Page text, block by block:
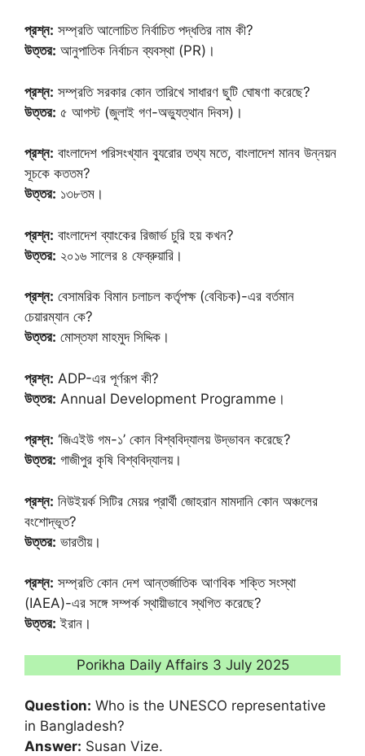
প্রশ্ন: সম্প্রতি আলোচিত নির্বাচিত পদ্ধতির নাম কী?
উত্তর: আনুপাতিক নির্বাচন ব্যবস্থা (PR)।
প্রশ্ন: সম্প্রতি সরকার কোন তারিখে সাধারণ ছুটি ঘোষণা করেছে?
উত্তর: ৫ আগস্ট (জুলাই গণ-অভ্যুত্থান দিবস)।
প্রশ্ন: বাংলাদেশ পরিসংখ্যান ব্যুরোর তথ্য মতে, বাংলাদেশ মানব উন্নয়ন
সূচকে কততম?
উত্তর: ১৩৮তম।
প্রশ্ন: বাংলাদেশ ব্যাংকের রিজার্ভ চুরি হয় কখন?
উত্তর: ২০১৬ সালের ৪ ফেব্রুয়ারি।
প্রশ্ন: বেসামরিক বিমান চলাচল কর্তৃপক্ষ (বেবিচক)-এর বর্তমান
চেয়ারম্যান কে?
উত্তর: মোস্তফা মাহমুদ সিদ্দিক।
প্রশ্ন: ADP-এর পূর্ণরূপ কী?
উত্তর: Annual Development Programme।
প্রশ্ন: ‘জিএইউ গম-১’ কোন বিশ্ববিদ্যালয় উদ্ভাবন করেছে?
উত্তর: গাজীপুর কৃষি বিশ্ববিদ্যালয়।
প্রশ্ন: নিউইয়র্ক সিটির মেয়র প্রার্থী জোহরান মামদানি কোন অঞ্চলের
বংশোদ্ভূত?
উত্তর: ভারতীয়।
প্রশ্ন: সম্প্রতি কোন দেশ আন্তর্জাতিক আণবিক শক্তি সংস্থা
(IAEA)-এর সঙ্গে সম্পর্ক স্থায়ীভাবে স্থগিত করেছে?
উত্তর: ইরান।
Porikha Daily Affairs 3 July 2025
Question: Who is the UNESCO representative
in Bangladesh?
Answer: Susan Vize.